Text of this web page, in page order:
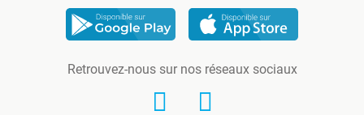
Retrouvez-nous sur nos réseaux sociaux